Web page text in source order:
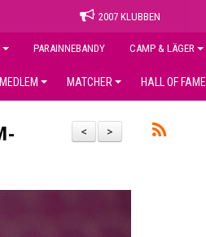
2007 KLUBBEN
PARAINNEBANDY CAMP & LÄGER
MEDLEM MATCHER HALL OF FAME
>
<